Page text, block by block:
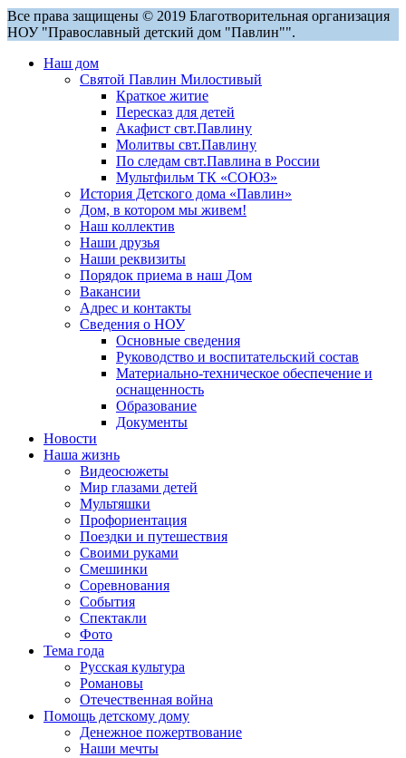
Все права защищены © 2019 Благотворительная организация
НОУ "Православный детский дом "Павлин"".
Наш дом
Святой Павлин Милостивый
Краткое житие
Пересказ для детей
Акафист свт.Павлину
Молитвы свт.Павлину
По следам свт.Павлина в России
Мультфильм ТК «СОЮЗ»
История Детского дома «Павлин»
Дом, в котором мы живем!
Наш коллектив
Наши друзья
Наши реквизиты
Порядок приема в наш Дом
Вакансии
Адрес и контакты
Сведения о НОУ
Основные сведения
Руководство и воспитательский состав
Материально-техническое обеспечение и
оснащенность
Образование
Документы
Новости
Наша жизнь
Видеосюжеты
Мир глазами детей
Мультяшки
Профориентация
Поездки и путешествия
Своими руками
Смешинки
Соревнования
События
Спектакли
Фото
Тема года
Русская культура
Романовы
Отечественная война
Помощь детскому дому
Денежное пожертвование
Наши мечты